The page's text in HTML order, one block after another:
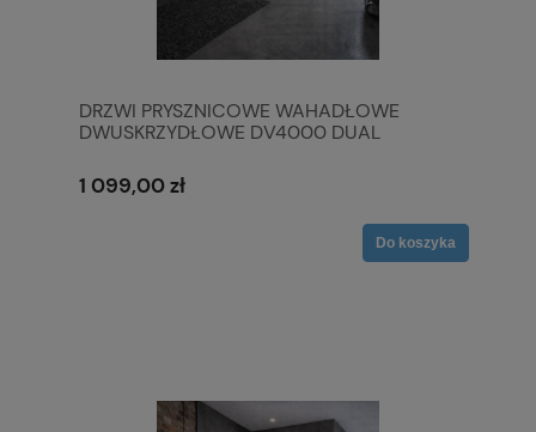
DRZWI PRYSZNICOWE WAHADŁOWE
DWUSKRZYDŁOWE DV4000 DUAL
1 099,00 zł
Do koszyka